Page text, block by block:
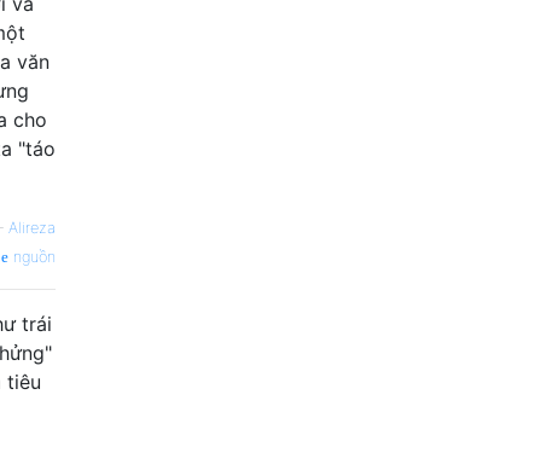
văn
cho
"táo
Alireza
nguồn
trái
tiêu